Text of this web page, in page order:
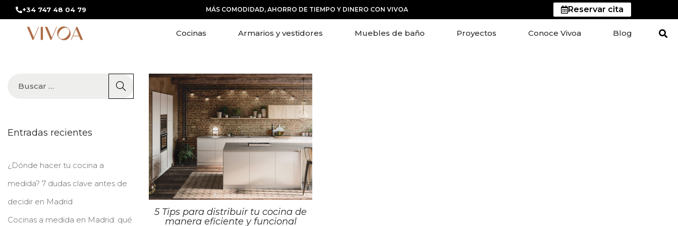
+34 747 48 04 79 MÁS COMODIDAD, AHORRO DE TIEMPO Y DINERO CON VIVOA Reservar cita
Cocinas Armarios y vestidores Muebles de baño Proyectos Conoce Vivoa Blog
5 Tips para distribuir tu cocina de
manera eficiente y funcional
Entradas recientes
¿Dónde hacer tu cocina a
medida? 7 dudas clave antes de
decidir en Madrid
Cocinas a medida en Madrid: qué